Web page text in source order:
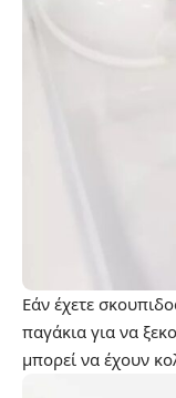
Εάν έχετε
παγάκια για να
μπορεί να έχουν